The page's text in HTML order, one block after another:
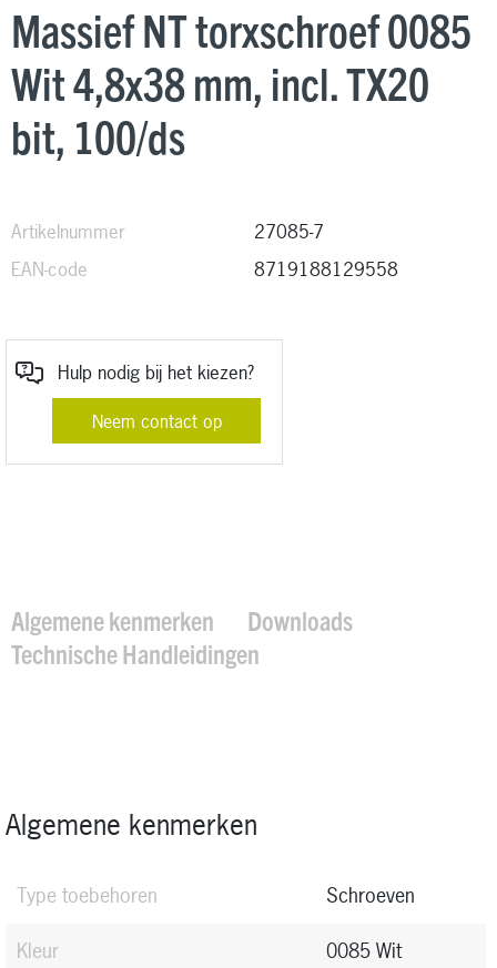
Massief NT torxschroef 0085
Wit 4,8x38 mm, incl. TX20
bit, 100/ds
Artikelnummer
27085-7
EAN-code
8719188129558
Hulp nodig bij het kiezen?
Neem contact op
Algemene kenmerken
Downloads
Technische Handleidingen
Algemene kenmerken
Type toebehoren
Schroeven
Kleur
0085 Wit